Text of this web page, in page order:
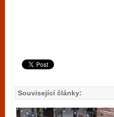
Související články: